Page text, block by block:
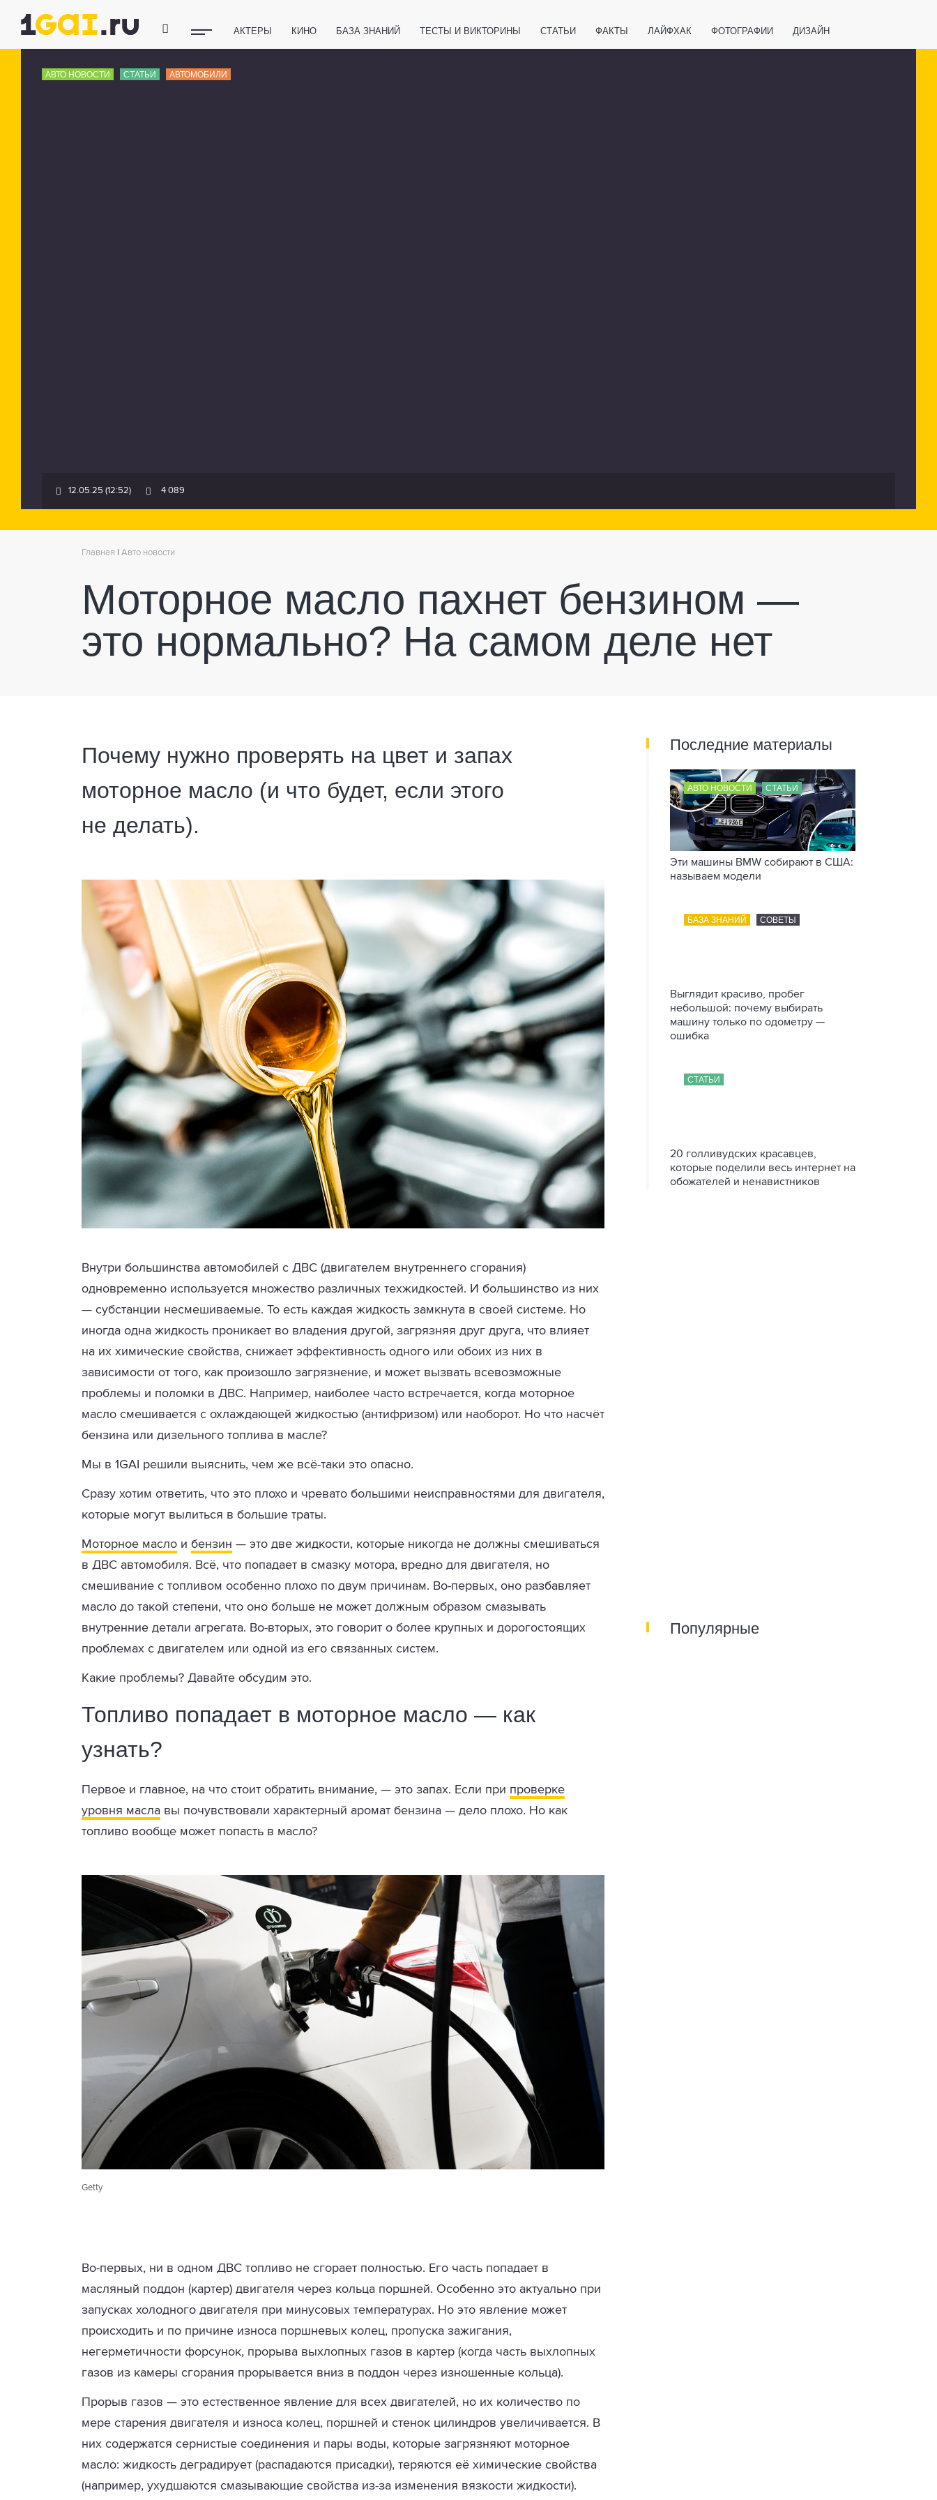
АКТЕРЫ КИНО БАЗА ЗНАНИЙ ТЕСТЫ И ВИКТОРИНЫ СТАТЬИ ФАКТЫ ЛАЙФХАК ФОТОГРАФИИ ДИЗАЙН
АВТО НОВОСТИ СТАТЬИ АВТОМОБИЛИ
12.05.25 (12:52) 4 089
Главная Авто новости
Моторное масло пахнет бензином —
это нормально? На самом деле нет
Почему нужно проверять на цвет и запах
моторное масло (и что будет, если этого
не делать).
Внутри большинства автомобилей с ДВС (двигателем внутреннего сгорания)
одновременно используется множество различных техжидкостей. И большинство из них
— субстанции несмешиваемые. То есть каждая жидкость замкнута в своей системе. Но
иногда одна жидкость проникает во владения другой, загрязняя друг друга, что влияет
на их химические свойства, снижает эффективность одного или обоих из них в
зависимости от того, как произошло загрязнение, и может вызвать всевозможные
проблемы и поломки в ДВС. Например, наиболее часто встречается, когда моторное
масло смешивается с охлаждающей жидкостью (антифризом) или наоборот. Но что насчёт
бензина или дизельного топлива в масле?
Мы в 1GAI решили выяснить, чем же всё-таки это опасно.
Сразу хотим ответить, что это плохо и чревато большими неисправностями для двигателя,
которые могут вылиться в большие траты.
Моторное масло и бензин — это две жидкости, которые никогда не должны смешиваться
в ДВС автомобиля. Всё, что попадает в смазку мотора, вредно для двигателя, но
смешивание с топливом особенно плохо по двум причинам. Во-первых, оно разбавляет
масло до такой степени, что оно больше не может должным образом смазывать
внутренние детали агрегата. Во-вторых, это говорит о более крупных и дорогостоящих
проблемах с двигателем или одной из его связанных систем.
Какие проблемы? Давайте обсудим это.
Топливо попадает в моторное масло — как
узнать?
Первое и главное, на что стоит обратить внимание, — это запах. Если при проверке
уровня масла вы почувствовали характерный аромат бензина — дело плохо. Но как
топливо вообще может попасть в масло?
Getty
Во-первых, ни в одном ДВС топливо не сгорает полностью. Его часть попадает в
масляный поддон (картер) двигателя через кольца поршней. Особенно это актуально при
запусках холодного двигателя при минусовых температурах. Но это явление может
происходить и по причине износа поршневых колец, пропуска зажигания,
негерметичности форсунок, прорыва выхлопных газов в картер (когда часть выхлопных
газов из камеры сгорания прорывается вниз в поддон через изношенные кольца).
Прорыв газов — это естественное явление для всех двигателей, но их количество по
мере старения двигателя и износа колец, поршней и стенок цилиндров увеличивается. В
них содержатся сернистые соединения и пары воды, которые загрязняют моторное
масло: жидкость деградирует (распадаются присадки), теряются её химические свойства
(например, ухудшаются смазывающие свойства из-за изменения вязкости жидкости).
Последние материалы
АВТО НОВОСТИ СТАТЬИ
Эти машины BMW собирают в США:
называем модели
БАЗА ЗНАНИЙ СОВЕТЫ
Выглядит красиво, пробег
небольшой: почему выбирать
машину только по одометру —
ошибка
СТАТЬИ
20 голливудских красавцев,
которые поделили весь интернет на
обожателей и ненавистников
Популярные